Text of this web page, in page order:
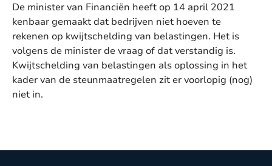
De minister van Financiën heeft op 14 april 2021
kenbaar gemaakt dat bedrijven niet hoeven te
rekenen op kwijtschelding van belastingen. Het is
volgens de minister de vraag of dat verstandig is.
Kwijtschelding van belastingen als oplossing in het
kader van de steunmaatregelen zit er voorlopig (nog)
niet in.